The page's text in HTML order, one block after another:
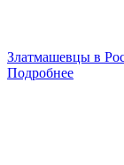
Златмашевцы в
Подробнее